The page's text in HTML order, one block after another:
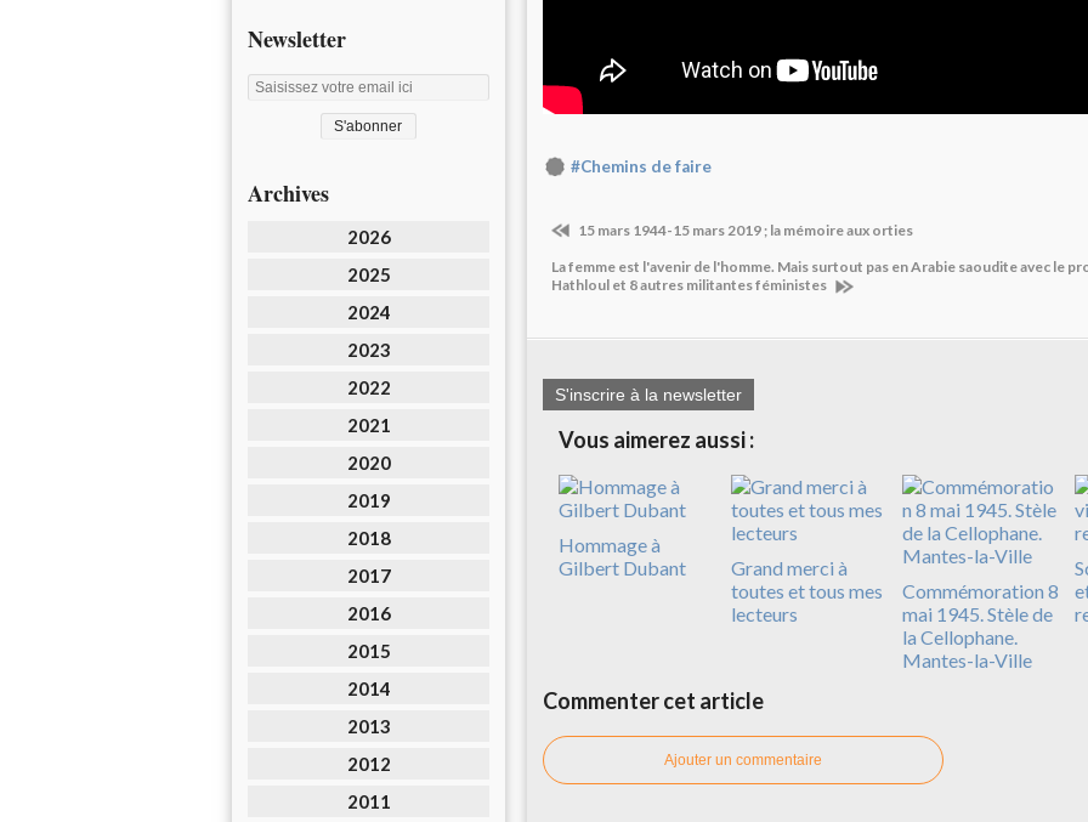
Newsletter
Archives
2026
2025
2024
2023
2022
2021
2020
2019
2018
2017
2016
2015
2014
2013
2012
2011
#Chemins de faire
15 mars 1944-15 mars 2019 ; la mémoire aux orties
La femme est l'avenir de l'homme. Mais surtout pas en Arabie saoudite avec le
Hathloul et 8 autres militantes féministes
S'inscrire à la newsletter
Vous aimerez aussi :
Hommage à
Gilbert Dubant
Grand merci à
toutes et tous mes
lecteurs
Commémoration 8
mai 1945. Stèle de
la Cellophane.
Mantes-la-Ville
Commenter cet article
Ajouter un commentaire